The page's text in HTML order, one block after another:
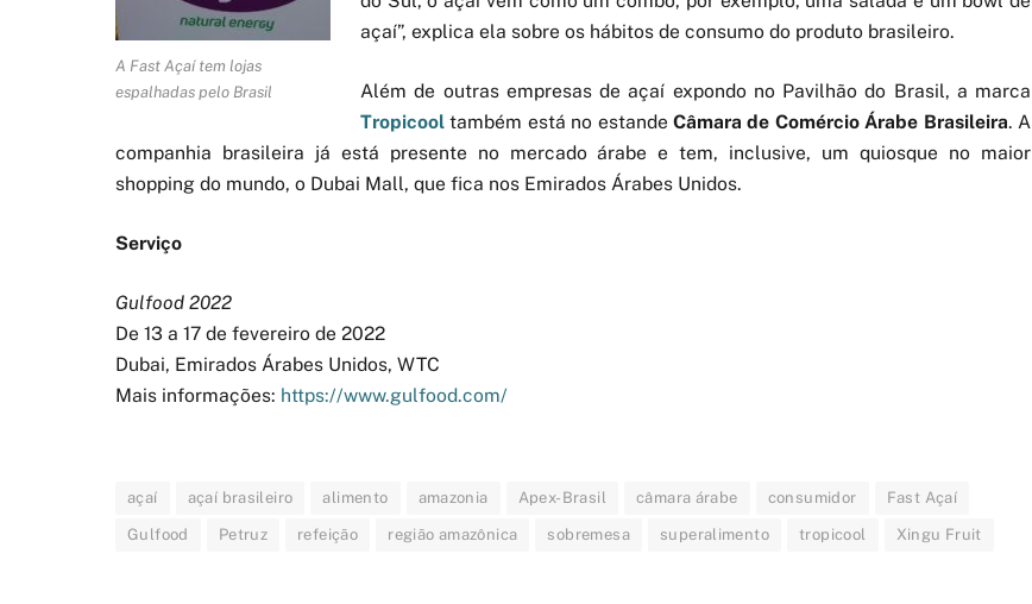
A Fast Açaí tem lojas
espalhadas pelo Brasil
açaí”, explica ela sobre os hábitos de consumo do produto brasileiro.
Além de outras empresas de açaí expondo no Pavilhão do Brasil, a marca
Tropicool também está no estandeCâmara de Comércio Árabe Brasileira. A
companhia brasileira já está presente no mercado árabe e tem, inclusive, um quiosque no maior
shopping do mundo, o Dubai Mall, que fica nos Emirados Árabes Unidos.
Serviço
Gulfood 2022
De 13 a 17 de fevereiro de 2022
Dubai, Emirados Árabes Unidos, WTC
Mais informações: https://www.gulfood.com/
açaí açaí brasileiro alimento amazonia Apex-Brasil câmara árabe consumidor Fast Açaí
Gulfood Petruz refeição região amazônica sobremesa superalimento tropicool Xingu Fruit